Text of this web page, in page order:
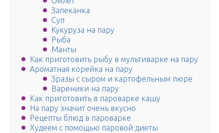
Запеканка
Суп
Кукуруза на пару
Рыба
Манты
Как приготовить рыбу в мультиварке на пару
Ароматная корейка на пару
Зразы с сыром и картофельным пюре
Вареники на пару
Как приготовить в пароварке кашу
На пару значит очень вкусно
Рецепты блюд в пароварке
Худеем с помощью паровой диеты